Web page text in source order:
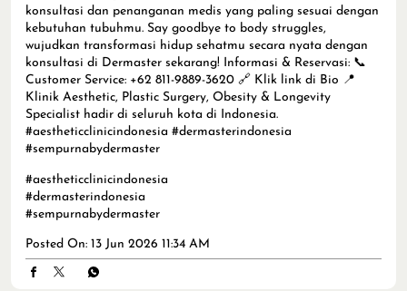
konsultasi dan penanganan medis yang paling sesuai dengan
kebutuhan tubuhmu. Say goodbye to body struggles,
wujudkan transformasi hidup sehatmu secara nyata dengan
konsultasi di Dermaster sekarang! Informasi & Reservasi: 📞
Customer Service: +62 811-9889-3620 🔗 Klik link di Bio 📍
Klinik Aesthetic, Plastic Surgery, Obesity & Longevity
Specialist hadir di seluruh kota di Indonesia.
#aestheticclinicindonesia #dermasterindonesia
#sempurnabydermaster
#aestheticclinicindonesia
#dermasterindonesia
#sempurnabydermaster
Posted On: 13 Jun 2026 11:34 AM